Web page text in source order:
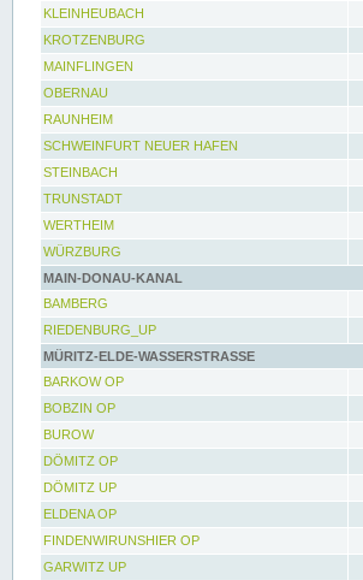
KLEINHEUBACH
KROTZENBURG
MAINFLINGEN
OBERNAU
RAUNHEIM
SCHWEINFURT NEUER HAFEN
STEINBACH
TRUNSTADT
WERTHEIM
WÜRZBURG
MAIN-DONAU-KANAL
BAMBERG
RIEDENBURG_UP
MÜRITZ-ELDE-WASSERSTRASSE
BARKOW OP
BOBZIN OP
BUROW
DÖMITZ OP
DÖMITZ UP
ELDENA OP
FINDENWIRUNSHIER OP
GARWITZ UP